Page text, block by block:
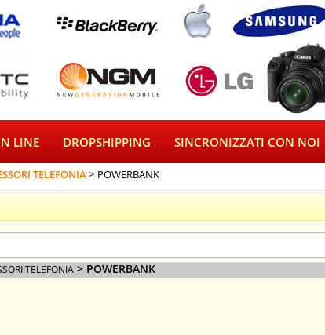
LINE DROPSHIPPING SINCRONIZZATI CON NOI
TELEFONIA POWERBANK
TELEFONIA > POWERBANK